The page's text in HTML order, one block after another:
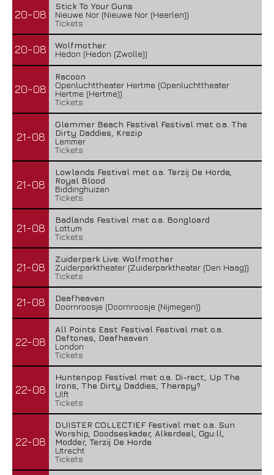
20-08
Stick To Your Guns
Nieuwe Nor (Nieuwe Nor (Heerlen))
Tickets
20-08
Wolfmother
Hedon (Hedon (Zwolle))
20-08
Racoon
Openluchttheater Hertme (Openluchttheater
Hertme (Hertme))
Tickets
21-08
Glemmer Beach Festival Festival met o.a. The
Dirty Daddies, Krezip
Lemmer
Tickets
21-08
Lowlands Festival met o.a. Terzij De Horde,
Royal Blood
Biddinghuizen
Tickets
21-08
Badlands Festival met o.a. Bongloard
Lottum
Tickets
21-08
Zuiderpark Live: Wolfmother
Zuiderparktheater (Zuiderparktheater (Den Haag))
Tickets
21-08
Deafheaven
Doornroosje (Doornroosje (Nijmegen))
22-08
All Points East Festival Festival met o.a.
Deftones, Deafheaven
London
Tickets
22-08
Huntenpop Festival met o.a. Di-rect, Up The
Irons, The Dirty Daddies, Therapy?
Ulft
Tickets
22-08
DUISTER COLLECTIEF Festival met o.a. Sun
Worship, Doodseskader, Alkerdeel, Ggu:ll,
Modder, Terzij De Horde
Utrecht
Tickets